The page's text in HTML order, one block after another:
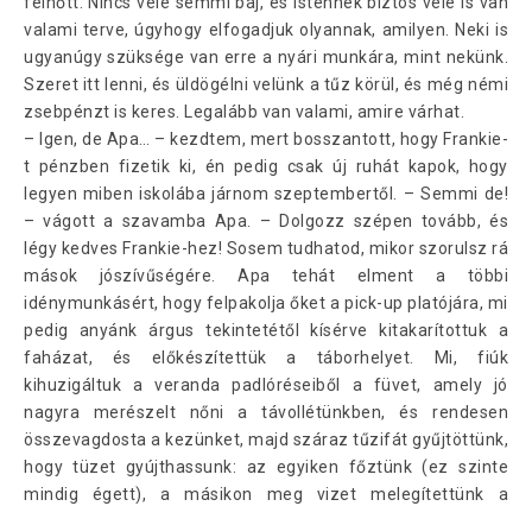
valami terve, úgyhogy elfogadjuk olyannak, amilyen. Neki is
ugyanúgy szüksége van erre a nyári munkára, mint nekünk.
Szeret itt lenni, és üldögélni velünk a tűz körül, és még némi
zsebpénzt is keres. Legalább van valami, amire várhat.
– Igen, de Apa… – kezdtem, mert bosszantott, hogy Frankie-
t pénzben fizetik ki, én pedig csak új ruhát kapok, hogy
legyen miben iskolába járnom szeptembertől. – Semmi de!
– vágott a szavamba Apa. – Dolgozz szépen tovább, és
légy kedves Frankie-hez! Sosem tudhatod, mikor szorulsz rá
mások jószívűségére. Apa tehát elment a többi
idénymunkásért, hogy felpakolja őket a pick-up platójára, mi
pedig anyánk árgus tekintetétől kísérve kitakarítottuk a
faházat, és előkészítettük a táborhelyet. Mi, fiúk
kihuzigáltuk a veranda padlóréseiből a füvet, amely jó
nagyra merészelt nőni a távollétünkben, és rendesen
összevagdosta a kezünket, majd száraz tűzifát gyűjtöttünk,
hogy tüzet gyújthassunk: az egyiken főztünk (ez szinte
mindig égett), a másikon meg vizet melegítettünk a